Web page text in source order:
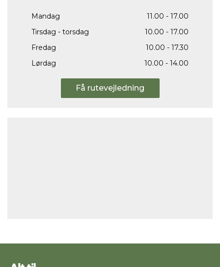
Mandag
11.00 - 17.00
Tirsdag - torsdag
10.00 - 17.00
Fredag
10.00 - 17.30
Lørdag
10.00 - 14.00
Få rutevejledning